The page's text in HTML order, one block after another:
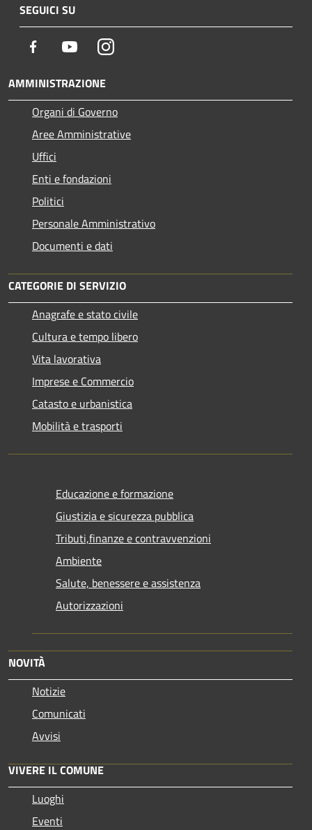
SEGUICI SU
Facebook YoutubeInstagram
AMMINISTRAZIONE
Organi di Governo
Aree Amministrative
Uffici
Enti e fondazioni
Politici
Personale Amministrativo
Documenti e dati
CATEGORIE DI SERVIZIO
Anagrafe e stato civile
Cultura e tempo libero
Vita lavorativa
Imprese e Commercio
Catasto e urbanistica
Mobilità e trasporti
Educazione e formazione
Giustizia e sicurezza pubblica
Tributi,finanze e contravvenzioni
Ambiente
Salute, benessere e assistenza
Autorizzazioni
NOVITÀ
Notizie
Comunicati
Avvisi
VIVERE IL COMUNE
Luoghi
Eventi